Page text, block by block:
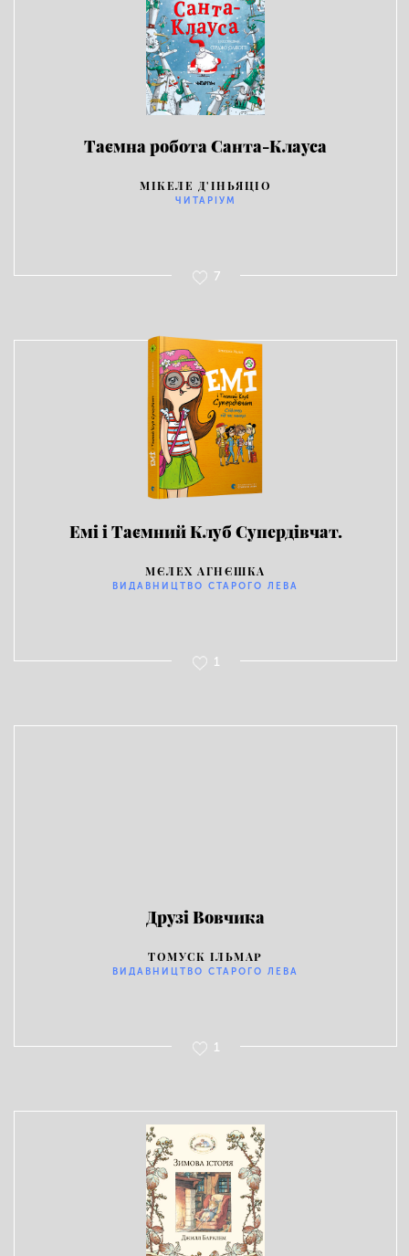
Таємна робота Санта-Клауса
МІКЕЛЕ Д'ІНЬЯЦІО
ЧИТАРІУМ
7
Емі і Таємний Клуб Супердівчат.
МЄЛЕХ АГНЄШКА
ВИДАВНИЦТВО СТАРОГО ЛЕВА
1
Друзі Вовчика
ТОМУСК ІЛЬМАР
ВИДАВНИЦТВО СТАРОГО ЛЕВА
1